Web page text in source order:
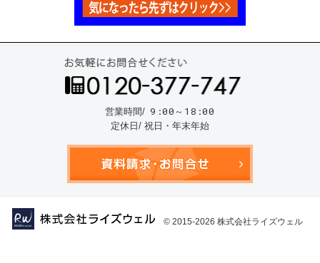
営業時間/ 9:00～18:00
定休日/ 祝日・年末年始
© 2015-2026 株式会社ライズウェル